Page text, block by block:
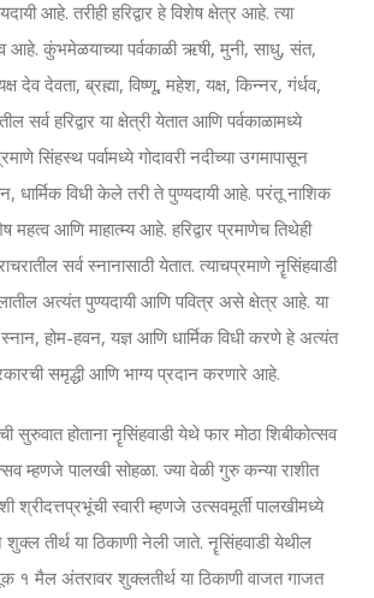
आहे. तरीही हरिद्वार हे विशेष क्षेत्र आहे. त्या
आहे. कुंभमेळयाच्या पर्वकाळी ऋषी, मुनी, साधु, संत,
देव देवता, ब्रह्मा, विष्णू, महेश, यक्ष, किन्नर, गंर्धव,
सर्व हरिद्वार या क्षेत्री येतात आणि पर्वकाळामध्ये
सिंहस्थ पर्वामध्ये गोदावरी नदीच्या उगमापासून
धार्मिक विधी केले तरी ते पुण्यदायी आहे. परंतू नाशिक
महत्व आणि माहात्म्य आहे. हरिद्वार प्रमाणेच तिथेही
सर्व स्नानासाठी येतात. त्याचप्रमाणे नॄसिंहवाडी
अत्यंत पुण्यदायी आणि पवित्र असे क्षेत्र आहे. या
स्नान, होम-हवन, यज्ञ आणि धार्मिक विधी करणे हे अत्यंत
समृद्धी आणि भाग्य प्रदान करणारे आहे.
सुरुवात होताना नॄसिंहवाडी येथे फार मोठा शिबीकोत्सव
म्हणजे पालखी सोहळा. ज्या वेळी गुरु कन्या राशीत
श्रीदत्तप्रभूंची स्वारी म्हणजे उत्सवमूर्ती पालखीमध्ये
तीर्थ या ठिकाणी नेली जाते. नॄसिंहवाडी येथील
१ मैल अंतरावर शुक्लतीर्थ या ठिकाणी वाजत गाजत